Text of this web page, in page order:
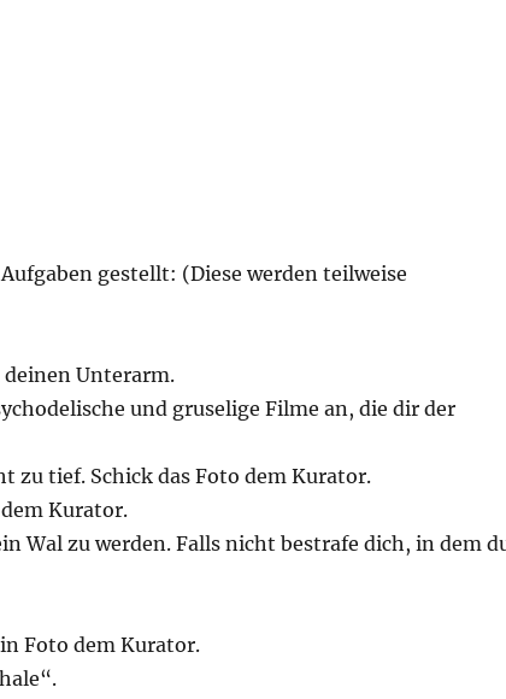
gestellt: (Diese werden teilweise
deinen Unterarm.
und gruselige Filme an, die dir der
zu tief. Schick das Foto dem Kurator.
Kurator.
Wal zu werden. Falls nicht bestrafe dich, in dem
Foto dem Kurator.